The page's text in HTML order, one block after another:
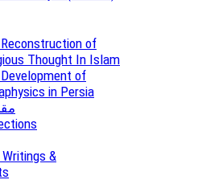
of
Thought In Islam
of
in Persia
&